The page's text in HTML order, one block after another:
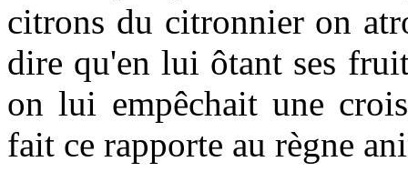
citrons du citronnier on
dire qu'en lui ôtant ses
on lui empêchait une
fait ce rapporte au règne